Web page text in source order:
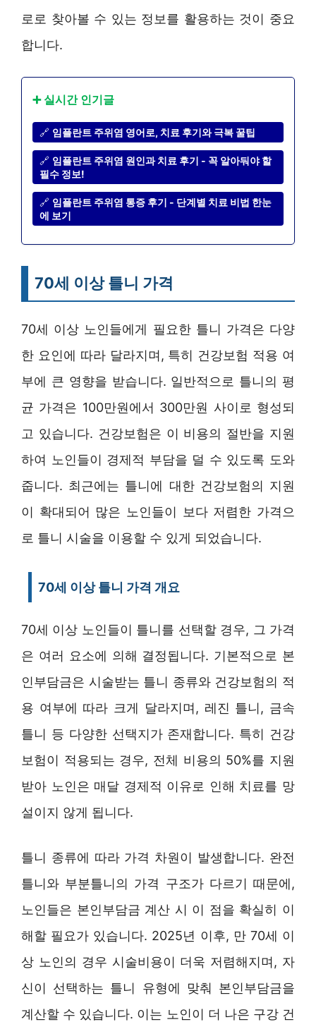
로로 찾아볼 수 있는 정보를 활용하는 것이 중요
합니다.
➕ 실시간 인기글
🔗 임플란트 주위염 영어로, 치료 후기와 극복 꿀팁
🔗 임플란트 주위염 원인과 치료 후기 - 꼭 알아둬야 할
필수 정보!
🔗 임플란트 주위염 통증 후기 - 단계별 치료 비법 한눈
에 보기
70세 이상 틀니 가격
70세 이상 노인들에게 필요한 틀니 가격은 다양
한 요인에 따라 달라지며, 특히 건강보험 적용 여
부에 큰 영향을 받습니다. 일반적으로 틀니의 평
균 가격은 100만원에서 300만원 사이로 형성되
고 있습니다. 건강보험은 이 비용의 절반을 지원
하여 노인들이 경제적 부담을 덜 수 있도록 도와
줍니다. 최근에는 틀니에 대한 건강보험의 지원
이 확대되어 많은 노인들이 보다 저렴한 가격으
로 틀니 시술을 이용할 수 있게 되었습니다.
70세 이상 틀니 가격 개요
70세 이상 노인들이 틀니를 선택할 경우, 그 가격
은 여러 요소에 의해 결정됩니다. 기본적으로 본
인부담금은 시술받는 틀니 종류와 건강보험의 적
용 여부에 따라 크게 달라지며, 레진 틀니, 금속
틀니 등 다양한 선택지가 존재합니다. 특히 건강
보험이 적용되는 경우, 전체 비용의 50%를 지원
받아 노인은 매달 경제적 이유로 인해 치료를 망
설이지 않게 됩니다.
틀니 종류에 따라 가격 차원이 발생합니다. 완전
틀니와 부분틀니의 가격 구조가 다르기 때문에,
노인들은 본인부담금 계산 시 이 점을 확실히 이
해할 필요가 있습니다. 2025년 이후, 만 70세 이
상 노인의 경우 시술비용이 더욱 저렴해지며, 자
신이 선택하는 틀니 유형에 맞춰 본인부담금을
계산할 수 있습니다. 이는 노인이 더 나은 구강 건